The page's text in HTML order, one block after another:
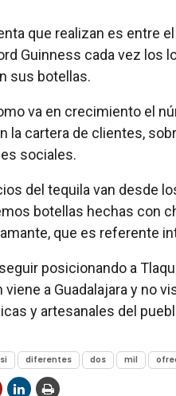
que realizan es entre
Guinness cada vez los
sus botellas.
va en crecimiento el
la cartera de clientes,
sociales.
del tequila van desde
botellas hechas con
que es referente
posicionando a
viene a Guadalajara y
y artesanales del
diferentes dos mil